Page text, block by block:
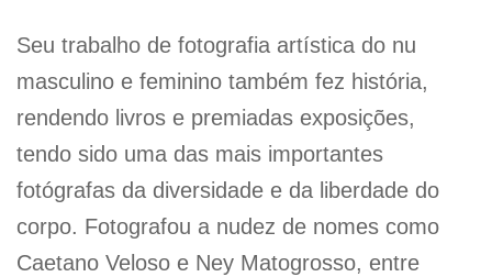
Seu trabalho de fotografia artística do nu
masculino e feminino também fez história,
rendendo livros e premiadas exposições,
tendo sido uma das mais importantes
fotógrafas da diversidade e da liberdade do
corpo. Fotografou a nudez de nomes como
Caetano Veloso e Ney Matogrosso, entre